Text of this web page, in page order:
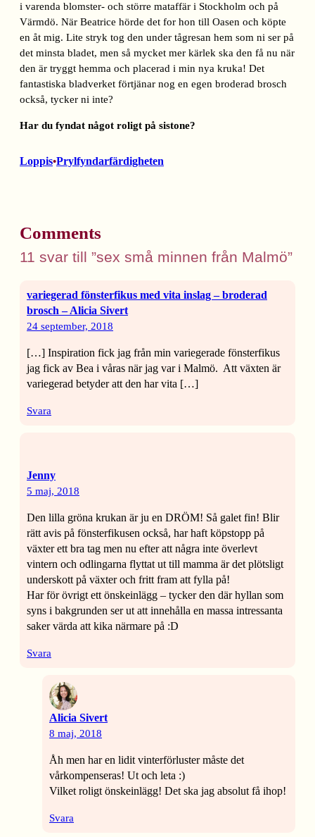
i varenda blomster- och större mataffär i Stockholm och på
Värmdö. När Beatrice hörde det for hon till Oasen och köpte
en åt mig. Lite stryk tog den under tågresan hem som ni ser på
det minsta bladet, men så mycket mer kärlek ska den få nu när
den är tryggt hemma och placerad i min nya kruka! Det
fantastiska bladverket förtjänar nog en egen broderad brosch
också, tycker ni inte?
Har du fyndat något roligt på sistone?
Loppis•Prylfyndarfärdigheten
Comments
11 svar till ”sex små minnen från Malmö”
variegerad fönsterfikus med vita inslag – broderad
brosch – Alicia Sivert
24 september, 2018
[…] Inspiration fick jag från min variegerade fönsterfikus
jag fick av Bea i våras när jag var i Malmö. Att växten är
variegerad betyder att den har vita […]
Svara
Jenny
5 maj, 2018
Den lilla gröna krukan är ju en DRÖM! Så galet fin! Blir
rätt avis på fönsterfikusen också, har haft köpstopp på
växter ett bra tag men nu efter att några inte överlevt
vintern och odlingarna flyttat ut till mamma är det plötsligt
underskott på växter och fritt fram att fylla på!
Har för övrigt ett önskeinlägg – tycker den där hyllan som
syns i bakgrunden ser ut att innehålla en massa intressanta
saker värda att kika närmare på :D
Svara
Alicia Sivert
8 maj, 2018
Åh men har en lidit vinterförluster måste det
vårkompenseras! Ut och leta :)
Vilket roligt önskeinlägg! Det ska jag absolut få ihop!
Svara